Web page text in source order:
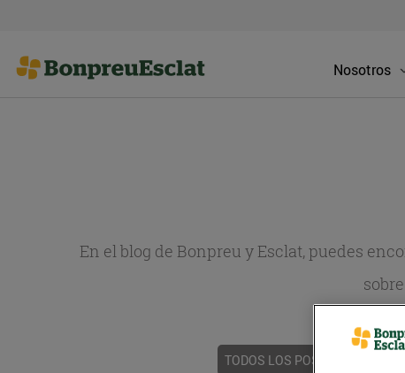
Nosotros
En el blog de Bonpreu y Esclat, puedes
TODOS LOS POSTS